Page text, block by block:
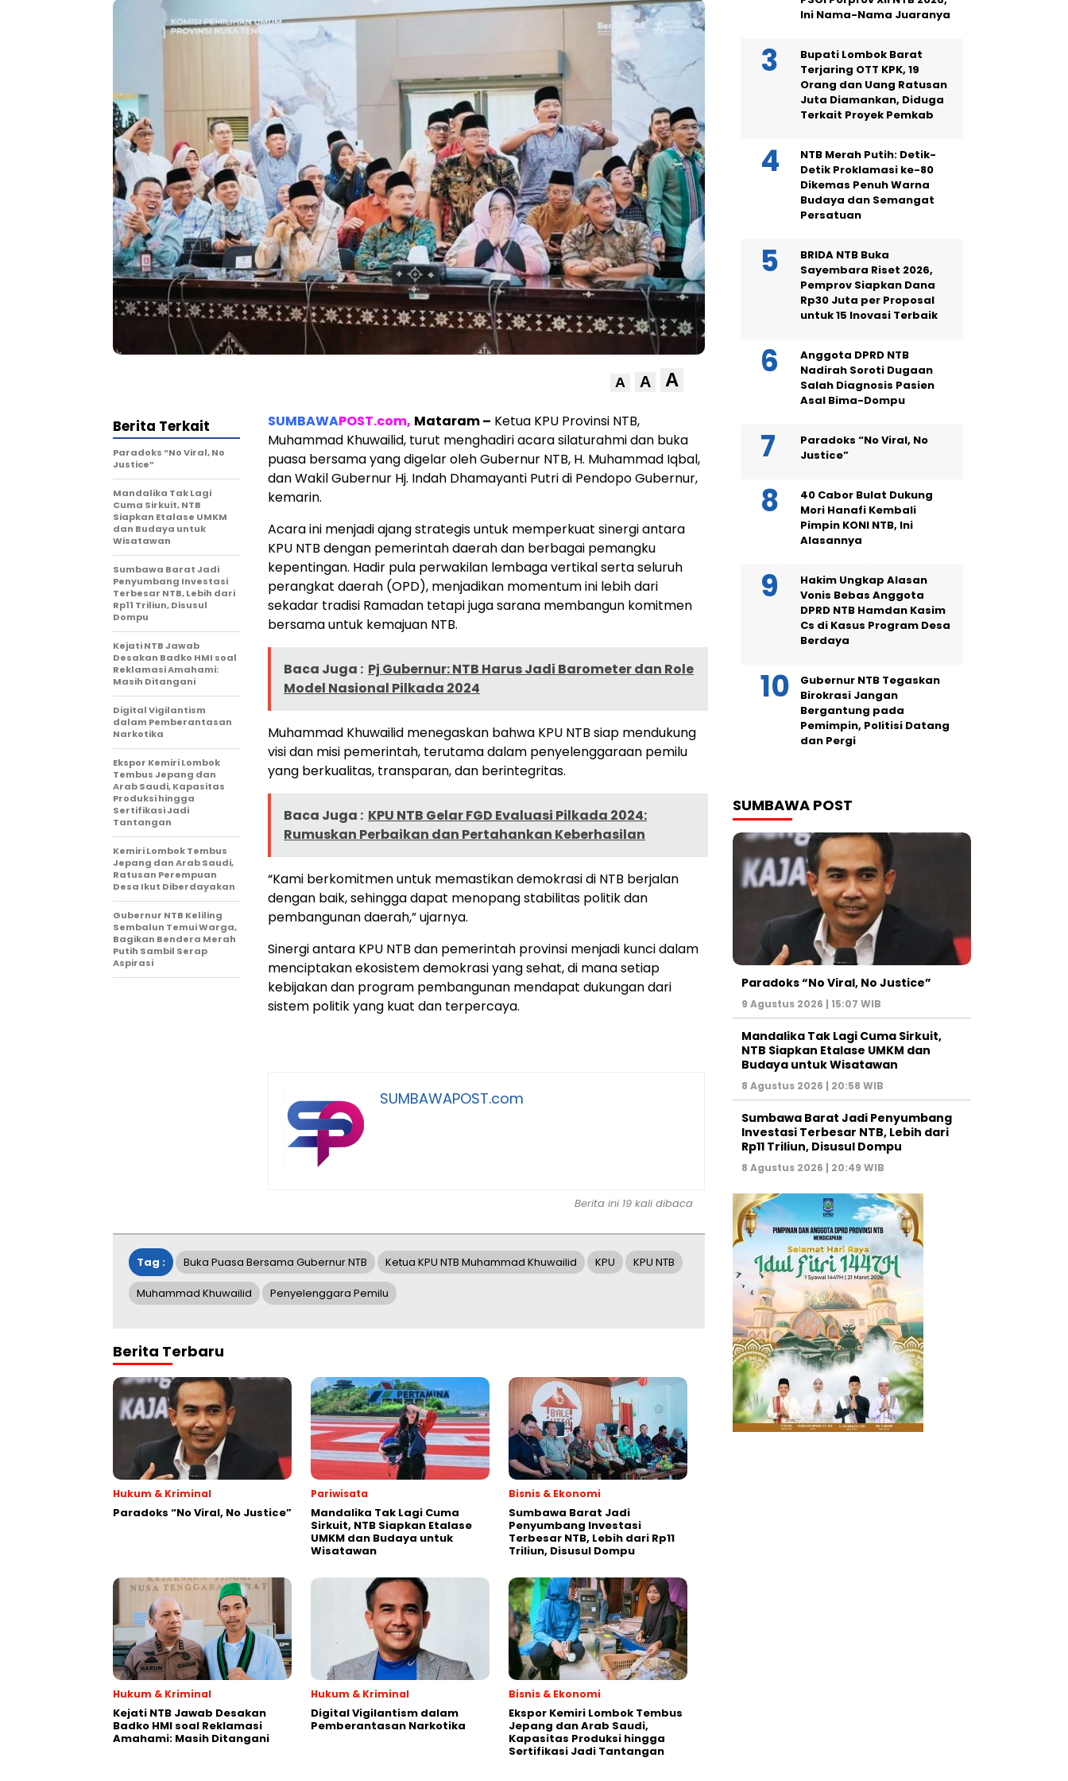
A A A
SUMBAWAPOST.com, Mataram – Ketua KPU Provinsi NTB,
Muhammad Khuwailid, turut menghadiri acara silaturahmi dan buka
puasa bersama yang digelar oleh Gubernur NTB, H. Muhammad Iqbal,
dan Wakil Gubernur Hj. Indah Dhamayanti Putri di Pendopo Gubernur,
kemarin.
Acara ini menjadi ajang strategis untuk memperkuat sinergi antara
KPU NTB dengan pemerintah daerah dan berbagai pemangku
kepentingan. Hadir pula perwakilan lembaga vertikal serta seluruh
perangkat daerah (OPD), menjadikan momentum ini lebih dari
sekadar tradisi Ramadan tetapi juga sarana membangun komitmen
bersama untuk kemajuan NTB.
Baca Juga : Pj Gubernur: NTB Harus Jadi Barometer dan Role
Model Nasional Pilkada 2024
Muhammad Khuwailid menegaskan bahwa KPU NTB siap mendukung
visi dan misi pemerintah, terutama dalam penyelenggaraan pemilu
yang berkualitas, transparan, dan berintegritas.
Baca Juga : KPU NTB Gelar FGD Evaluasi Pilkada 2024:
Rumuskan Perbaikan dan Pertahankan Keberhasilan
“Kami berkomitmen untuk memastikan demokrasi di NTB berjalan
dengan baik, sehingga dapat menopang stabilitas politik dan
pembangunan daerah,” ujarnya.
Sinergi antara KPU NTB dan pemerintah provinsi menjadi kunci dalam
menciptakan ekosistem demokrasi yang sehat, di mana setiap
kebijakan dan program pembangunan mendapat dukungan dari
sistem politik yang kuat dan terpercaya.
SUMBAWAPOST.com
Berita Terkait
Paradoks “No Viral, No
Justice”
Mandalika Tak Lagi
Cuma Sirkuit, NTB
Siapkan Etalase UMKM
dan Budaya untuk
Wisatawan
Sumbawa Barat Jadi
Penyumbang Investasi
Terbesar NTB, Lebih dari
Rp11 Triliun, Disusul
Dompu
Kejati NTB Jawab
Desakan Badko HMI soal
Reklamasi Amahami:
Masih Ditangani
Digital Vigilantism
dalam Pemberantasan
Narkotika
Ekspor Kemiri Lombok
Tembus Jepang dan
Arab Saudi, Kapasitas
Produksi hingga
Sertifikasi Jadi
Tantangan
Kemiri Lombok Tembus
Jepang dan Arab Saudi,
Ratusan Perempuan
Desa Ikut Diberdayakan
Gubernur NTB Keliling
Sembalun Temui Warga,
Bagikan Bendera Merah
Putih Sambil Serap
Aspirasi
Berita ini 19 kali dibaca
Tag : Buka Puasa Bersama Gubernur NTB Ketua KPU NTB Muhammad Khuwailid KPU KPU NTB
Muhammad Khuwailid Penyelenggara Pemilu
Berita Terbaru
Hukum & Kriminal
Paradoks “No Viral, No Justice”
Pariwisata
Mandalika Tak Lagi Cuma
Sirkuit, NTB Siapkan Etalase
UMKM dan Budaya untuk
Wisatawan
Bisnis & Ekonomi
Sumbawa Barat Jadi
Penyumbang Investasi
Terbesar NTB, Lebih dari Rp11
Triliun, Disusul Dompu
Hukum & Kriminal
Kejati NTB Jawab Desakan
Badko HMI soal Reklamasi
Amahami: Masih Ditangani
Hukum & Kriminal
Digital Vigilantism dalam
Pemberantasan Narkotika
Bisnis & Ekonomi
Ekspor Kemiri Lombok Tembus
Jepang dan Arab Saudi,
Kapasitas Produksi hingga
Sertifikasi Jadi Tantangan
Ini Nama-Nama Juaranya
Bupati Lombok Barat
Terjaring OTT KPK, 19
Orang dan Uang Ratusan
Juta Diamankan, Diduga
Terkait Proyek Pemkab
NTB Merah Putih: Detik-
Detik Proklamasi ke-80
Dikemas Penuh Warna
Budaya dan Semangat
Persatuan
BRIDA NTB Buka
Sayembara Riset 2026,
Pemprov Siapkan Dana
Rp30 Juta per Proposal
untuk 15 Inovasi Terbaik
Anggota DPRD NTB
Nadirah Soroti Dugaan
Salah Diagnosis Pasien
Asal Bima-Dompu
Paradoks “No Viral, No
Justice”
40 Cabor Bulat Dukung
Mori Hanafi Kembali
Pimpin KONI NTB, Ini
Alasannya
Hakim Ungkap Alasan
Vonis Bebas Anggota
DPRD NTB Hamdan Kasim
Cs di Kasus Program Desa
Berdaya
Gubernur NTB Tegaskan
Birokrasi Jangan
Bergantung pada
Pemimpin, Politisi Datang
dan Pergi
SUMBAWA POST
Paradoks “No Viral, No Justice”
9 Agustus 2026 | 15:07 WIB
Mandalika Tak Lagi Cuma Sirkuit,
NTB Siapkan Etalase UMKM dan
Budaya untuk Wisatawan
8 Agustus 2026 | 20:58 WIB
Sumbawa Barat Jadi Penyumbang
Investasi Terbesar NTB, Lebih dari
Rp11 Triliun, Disusul Dompu
8 Agustus 2026 | 20:49 WIB